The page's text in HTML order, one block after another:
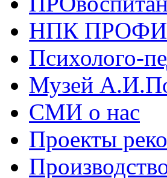
НПК
Психолого-
Музей
СМИ о нас
Проекты